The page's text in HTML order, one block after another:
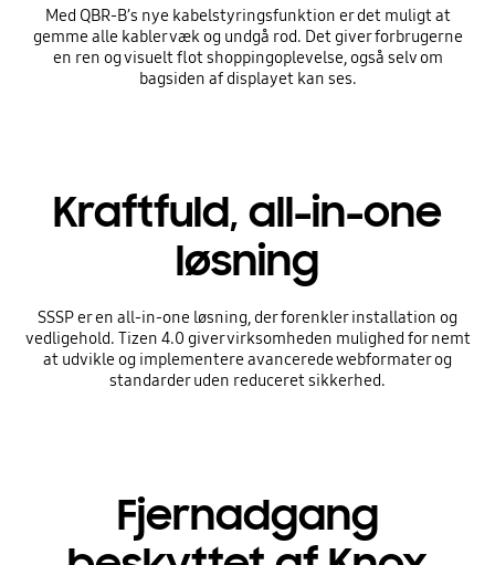
Med QBR-B’s nye kabelstyringsfunktion er det muligt at
gemme alle kabler væk og undgå rod. Det giver forbrugerne
en ren og visuelt flot shoppingoplevelse, også selv om
bagsiden af displayet kan ses.
Kraftfuld, all-in-one
løsning
SSSP er en all-in-one løsning, der forenkler installation og
vedligehold. Tizen 4.0 giver virksomheden mulighed for nemt
at udvikle og implementere avancerede webformater og
standarder uden reduceret sikkerhed.
Fjernadgang